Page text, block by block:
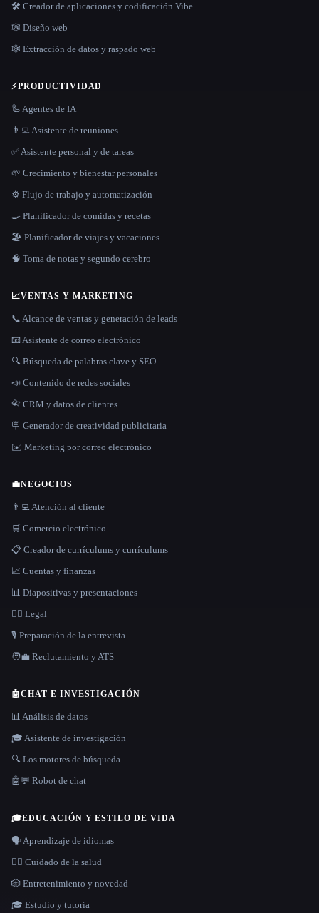
🛠️ Creador de aplicaciones y codificación Vibe
🕸 Diseño web
🕸️ Extracción de datos y raspado web
⚡PRODUCTIVIDAD
🦾 Agentes de IA
👨‍💻 Asistente de reuniones
✅ Asistente personal y de tareas
🌱 Crecimiento y bienestar personales
⚙️ Flujo de trabajo y automatización
🍳 Planificador de comidas y recetas
🏖 Planificador de viajes y vacaciones
🧠 Toma de notas y segundo cerebro
📈VENTAS Y MARKETING
📞 Alcance de ventas y generación de leads
📧 Asistente de correo electrónico
🔍 Búsqueda de palabras clave y SEO
📣 Contenido de redes sociales
📇 CRM y datos de clientes
🪧 Generador de creatividad publicitaria
✉️ Marketing por correo electrónico
💼NEGOCIOS
👨‍💻 Atención al cliente
🛒 Comercio electrónico
📋 Creador de currículums y currículums
📈 Cuentas y finanzas
📊 Diapositivas y presentaciones
👩‍⚖️ Legal
🎙️ Preparación de la entrevista
🧑‍💼 Reclutamiento y ATS
🤖CHAT E INVESTIGACIÓN
📊 Análisis de datos
🎓 Asistente de investigación
🔍 Los motores de búsqueda
🤖💬 Robot de chat
🎓EDUCACIÓN Y ESTILO DE VIDA
🗣️ Aprendizaje de idiomas
👩‍⚕️ Cuidado de la salud
🎲 Entretenimiento y novedad
🎓 Estudio y tutoría